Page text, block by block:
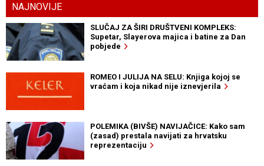
NAJNOVIJE
SLUČAJ ZA ŠIRI DRUŠTVENI KOMPLEKS:
Supetar, Slayerova majica i batine za Dan
pobjede
ROMEO I JULIJA NA SELU: Knjiga kojoj se
vraćam i koja nikad nije iznevjerila
POLEMIKA (BIVŠE) NAVIJAČICE: Kako sam
(zasad) prestala navijati za hrvatsku
reprezentaciju